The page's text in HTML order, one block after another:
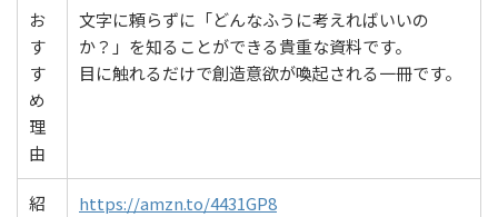
お
す
す
め
理
由
文字に頼らずに「どんなふうに考えればいいの
か？」を知ることができる貴重な資料です。
目に触れるだけで創造意欲が喚起される一冊です。
紹
https://amzn.to/4431GP8